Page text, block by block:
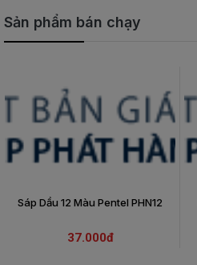
Sản phẩm bán chạy
Sáp Dầu 12 Màu Pentel PHN12
37.000đ